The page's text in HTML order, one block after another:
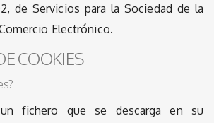
de Servicios para la Sociedad de la
Electrónico.
COOKIES
fichero que se descarga en su